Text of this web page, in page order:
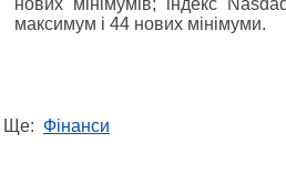
максимум і 44 нових мінімуми.
Ще: Фінанси